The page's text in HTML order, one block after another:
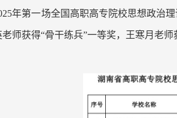
年第一场全国高职高专院校思想政治
师获得“骨干练兵”一等奖，王寒月老师